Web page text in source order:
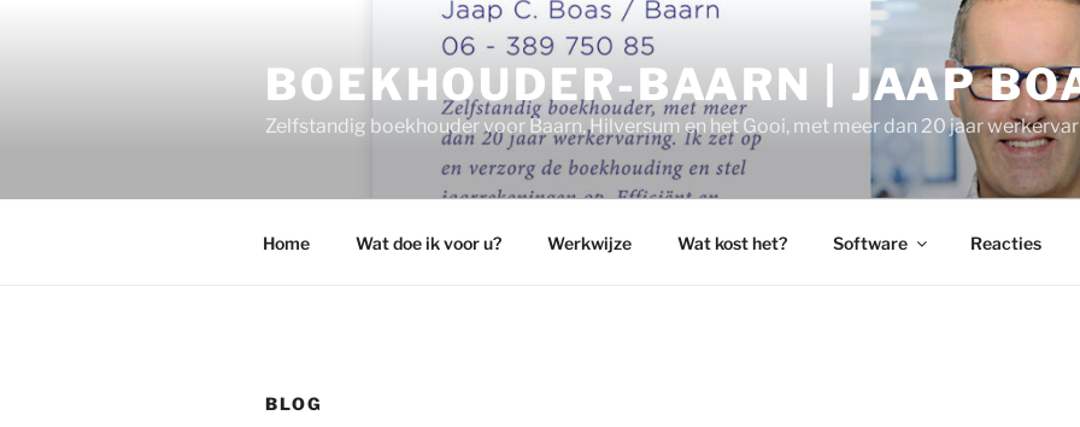
BOEKHOUDER-BAARN | JAAP
Zelfstandig boekhouder voor Baarn, Hilversum en het Gooi, met meer dan 20 jaar
Home Wat doe ik voor u? Werkwijze Wat kost het? Software Reacties
BLOG